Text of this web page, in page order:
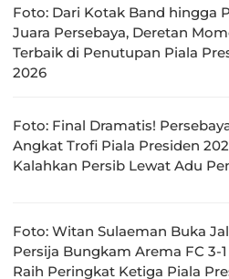
Foto: Dari Kotak Band hingga
Juara Persebaya, Deretan
Terbaik di Penutupan Piala
2026
Foto: Final Dramatis!
Angkat Trofi Piala Presiden
Kalahkan Persib Lewat Adu
Foto: Witan Sulaeman Buka
Persija Bungkam Arema FC 3-
Raih Peringkat Ketiga Piala